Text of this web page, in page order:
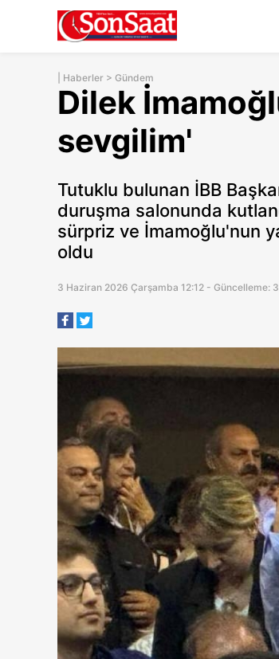
Haberler > Gündem
Dilek
sevgilim'
Tutuklu bulunan İBB
duruşma salonunda
sürpriz ve İmamoğlu'nun
oldu
3 Haziran 2026 Çarşamba 12:12 - Güncelleme: